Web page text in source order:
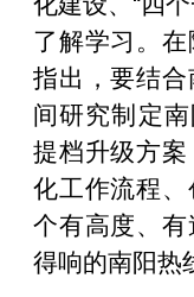
了解学习。
指出，要结
间研究制定
提档升级方
化工作流程
个有高度、
得响的南阳热